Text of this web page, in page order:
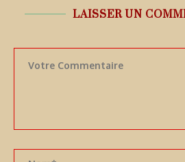
LAISSER UN